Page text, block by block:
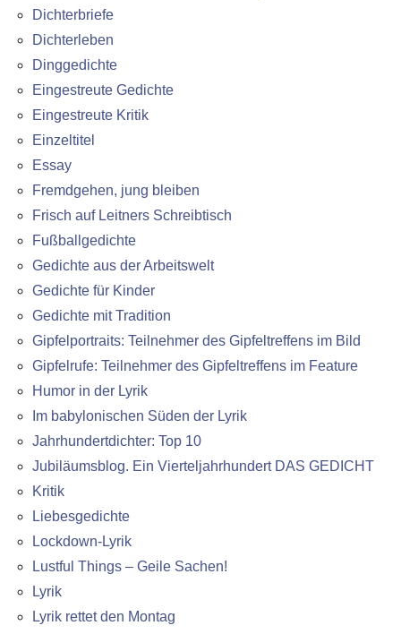
Dichterbriefe
Dichterleben
Dinggedichte
Eingestreute Gedichte
Eingestreute Kritik
Einzeltitel
Essay
Fremdgehen, jung bleiben
Frisch auf Leitners Schreibtisch
Fußballgedichte
Gedichte aus der Arbeitswelt
Gedichte für Kinder
Gedichte mit Tradition
Gipfelportraits: Teilnehmer des Gipfeltreffens im Bild
Gipfelrufe: Teilnehmer des Gipfeltreffens im Feature
Humor in der Lyrik
Im babylonischen Süden der Lyrik
Jahrhundertdichter: Top 10
Jubiläumsblog. Ein Vierteljahrhundert DAS GEDICHT
Kritik
Liebesgedichte
Lockdown-Lyrik
Lustful Things – Geile Sachen!
Lyrik
Lyrik rettet den Montag